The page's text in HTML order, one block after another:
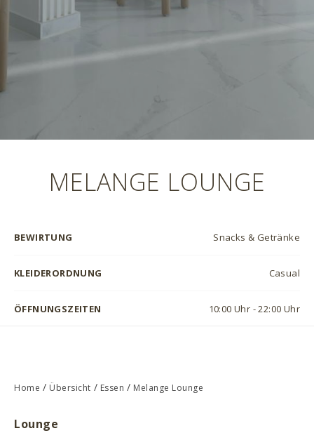
MELANGE LOUNGE
BEWIRTUNG Snacks & Getränke
KLEIDERORDNUNG Casual
ÖFFNUNGSZEITEN 10:00 Uhr - 22:00 Uhr
Home / Übersicht / Essen / Melange Lounge
Lounge